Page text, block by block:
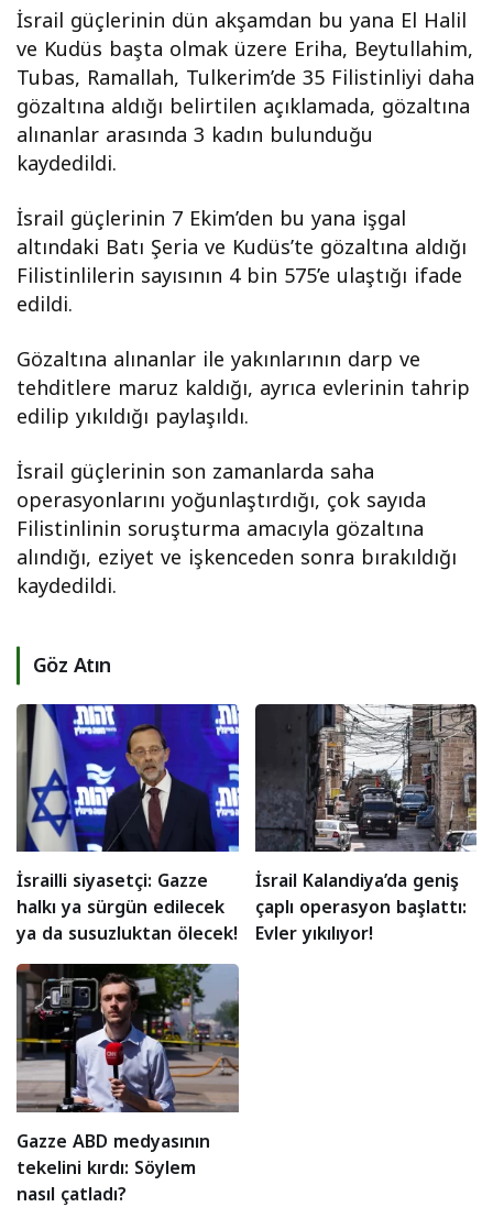
İsrail güçlerinin dün akşamdan bu yana El Halil
ve Kudüs başta olmak üzere Eriha, Beytullahim,
Tubas, Ramallah, Tulkerim’de 35 Filistinliyi daha
gözaltına aldığı belirtilen açıklamada, gözaltına
alınanlar arasında 3 kadın bulunduğu
kaydedildi.
İsrail güçlerinin 7 Ekim’den bu yana işgal
altındaki Batı Şeria ve Kudüs’te gözaltına aldığı
Filistinlilerin sayısının 4 bin 575’e ulaştığı ifade
edildi.
Gözaltına alınanlar ile yakınlarının darp ve
tehditlere maruz kaldığı, ayrıca evlerinin tahrip
edilip yıkıldığı paylaşıldı.
İsrail güçlerinin son zamanlarda saha
operasyonlarını yoğunlaştırdığı, çok sayıda
Filistinlinin soruşturma amacıyla gözaltına
alındığı, eziyet ve işkenceden sonra bırakıldığı
kaydedildi.
Göz Atın
İsrailli siyasetçi: Gazze
halkı ya sürgün edilecek
ya da susuzluktan ölecek!
İsrail Kalandiya’da geniş
çaplı operasyon başlattı:
Evler yıkılıyor!
Gazze ABD medyasının
tekelini kırdı: Söylem
nasıl çatladı?